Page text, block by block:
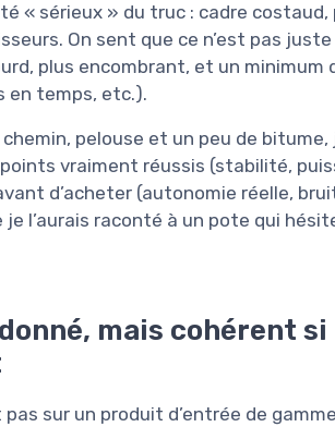
« sérieux » du truc : cadre
On sent que ce n’est pas
plus encombrant, et un minimum
en temps, etc.).
pelouse et un peu de bitume,
vraiment réussis (stabilité,
d’acheter (autonomie réelle,
l’aurais raconté à un pote qui
mais cohérent si
sur un produit d’entrée de